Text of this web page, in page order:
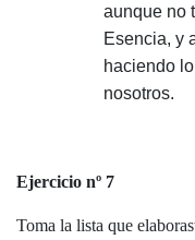
aunque no
Esencia, y
haciendo
nosotros.
Ejercicio nº 7
Toma la lista que